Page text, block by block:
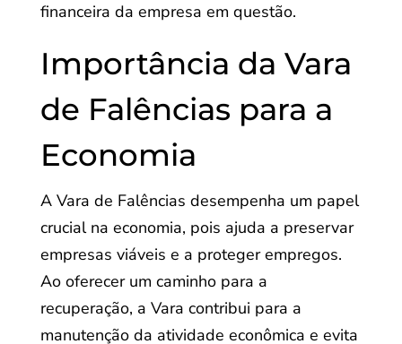
financeira da empresa em questão.
Importância da Vara
de Falências para a
Economia
A Vara de Falências desempenha um papel
crucial na economia, pois ajuda a preservar
empresas viáveis e a proteger empregos.
Ao oferecer um caminho para a
recuperação, a Vara contribui para a
manutenção da atividade econômica e evita